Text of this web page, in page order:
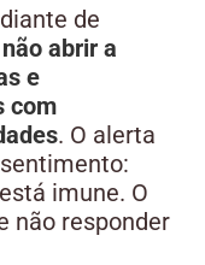
de
não abrir a
e
com
. O alerta
imune. O
não responder